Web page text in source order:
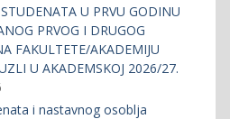
U PRVU GODINU
PRVOG I DRUGOG
FAKULTETE/AKADEMIJU
U AKADEMSKOJ 2026/27.
i nastavnog osoblja